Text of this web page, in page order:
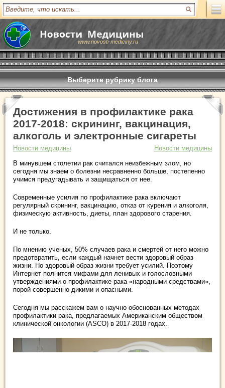
www.novosti-mediciny.ru
Выберите рубрику блога
Достижения в профилактике рака
2017-2018: скрининг, вакцинация,
алкоголь и электронные сигареты
Новости медицины
Новости медицины
В минувшем столетии рак считался неизбежным злом, но
сегодня мы знаем о болезни несравненно больше, постепенно
учимся предугадывать и защищаться от нее.
Современные усилия по профилактике рака включают
регулярный скрининг, вакцинацию, отказ от курения и алкоголя,
физическую активность, диеты, план здорового старения.
И не только.
По мнению ученых, 50% случаев рака и смертей от него можно
предотвратить, если каждый начнет вести здоровый образ
жизни. Но здоровый образ жизни требует усилий. Поэтому
Интернет полнится мифами для ленивых и голословными
утверждениями о профилактике рака «народными средствами»,
порой совершенно дикими и опасными.
Сегодня мы расскажем вам о научно обоснованных методах
профилактики рака, предлагаемых Американским обществом
клинической онкологии (ASCO) в 2017-2018 годах.